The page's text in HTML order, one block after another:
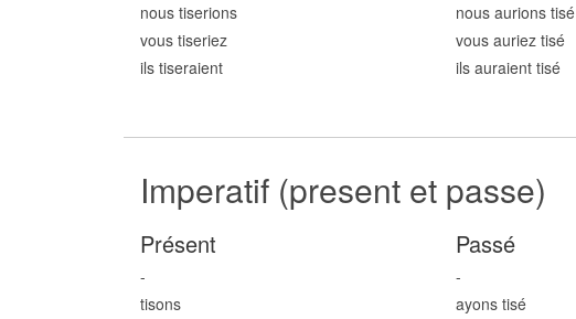
nous tiserions
vous tiseriez
ils tiseraient
nous aurions tisé
vous auriez tisé
ils auraient tisé
Imperatif (present et passe)
Présent
-
tisons
Passé
-
ayons tisé